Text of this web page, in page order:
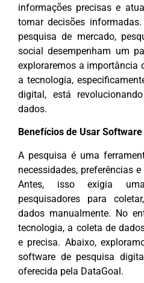
informações precisas e
tomar decisões
pesquisa de mercado,
social desempenham um
exploraremos a importância
a tecnologia,
digital, está
dados.
Benefícios de Usar Software
A pesquisa é uma
necessidades, preferências
Antes, isso exigia
pesquisadores para
dados manualmente. No
tecnologia, a coleta de
e precisa. Abaixo,
software de pesquisa
oferecida pela DataGoal.